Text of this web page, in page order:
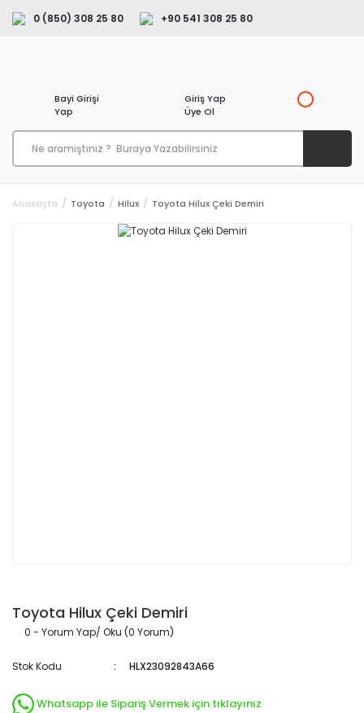
0 (850) 308 25 80 +90 541 308 25 80
Bayi Girişi
Yap
Giriş Yap
Üye Ol
Anasayfa Toyota Hilux Toyota Hilux Çeki Demiri
Toyota Hilux Çeki Demiri
0 - Yorum Yap/ Oku (0 Yorum)
Stok Kodu HLX23092843A66
Whatsapp ile Sipariş Vermek için tıklayınız